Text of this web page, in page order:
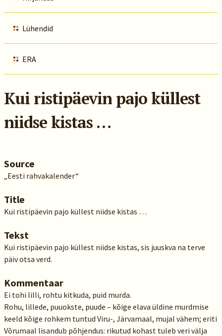
Lühendid
ERA
Kui ristipäevin pajo küllest
niidse kistas …
Source
„Eesti rahvakalender“
Title
Kui ristipäevin pajo küllest niidse kistas …
Tekst
Kui ristipäevin pajo küllest niidse kistas, sis juuskva na terve
päiv otsa verd.
Kommentaar
Ei tohi lilli, rohtu kitkuda, puid murda.
Rohu, lillede, puuokste, puude – kõige elava üldine murdmise
keeld kõige rohkem tuntud Viru-, Järvamaal, mujal vähem; eriti
Võrumaal lisandub põhjendus: rikutud kohast tuleb veri välja